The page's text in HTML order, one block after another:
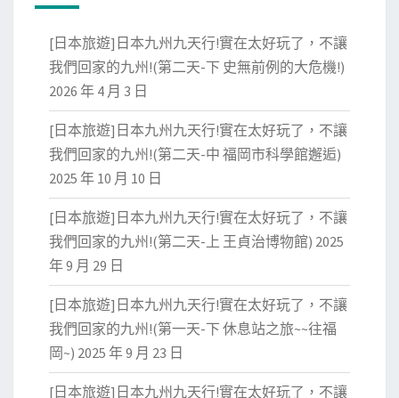
[日本旅遊]日本九州九天行!實在太好玩了，不讓
我們回家的九州!(第二天-下 史無前例的大危機!)
2026 年 4 月 3 日
[日本旅遊]日本九州九天行!實在太好玩了，不讓
我們回家的九州!(第二天-中 福岡市科學館邂逅)
2025 年 10 月 10 日
[日本旅遊]日本九州九天行!實在太好玩了，不讓
我們回家的九州!(第二天-上 王貞治博物館) 2025
年 9 月 29 日
[日本旅遊]日本九州九天行!實在太好玩了，不讓
我們回家的九州!(第一天-下 休息站之旅~~往福
岡~) 2025 年 9 月 23 日
[日本旅遊]日本九州九天行!實在太好玩了，不讓